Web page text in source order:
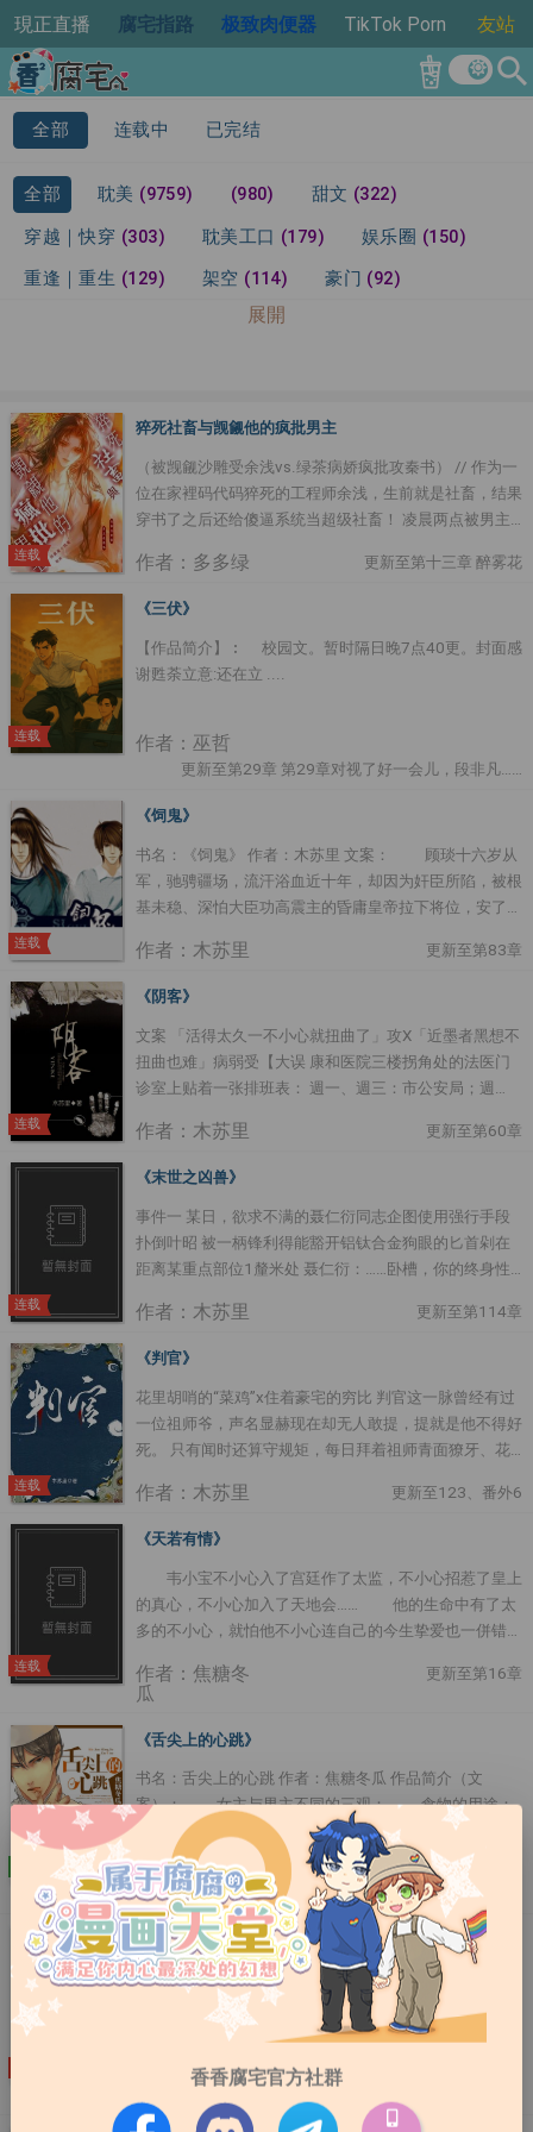
現正直播 腐宅指路 极致肉便器 TikTok Porn 友站
search
全部 连载中 已完结
全部 耽美 (9759) (980) 甜文 (322)
穿越｜快穿 (303) 耽美工口 (179) 娱乐圈 (150)
重逢｜重生 (129) 架空 (114) 豪门 (92)
古代｜非现代
总裁系列(23)
青梅竹马(8)
展開
连载
猝死社畜与觊觎他的疯批男主
（被觊觎沙雕受余浅vs.绿茶病娇疯批攻秦书） // 作为一
位在家裡码代码猝死的工程师余浅，生前就是社畜，结果
穿书了之后还给傻逼系统当超级社畜！ 凌晨两点被男主
子。 — 为达成助男主秦书登基及后宫充盈的任务，余浅
拼死拼活的往男主身边塞美人，甜美型、御姐型、仙女型
就是变男主的手下。 为了让男主不要黑化，余浅在旁边
端茶送水捏肩就怕什么事情惹了男主不开心，结果发现自
后的咋变我了呢？？....
作者：多多绿 更新至第十三章 醉雾花
连载
《三伏》
【作品简介】︰ 校园文。暂时隔日晚7点40更。封面感
谢甦荼立意:还在立 ....
作者：巫哲
更新至第29章 第29章对视了好一会儿，段非凡……
连载
《饲鬼》
书名：《饲鬼》 作者：木苏里 文案： 顾琰十六岁从
军，驰骋疆场，流汗浴血近十年，却因为奸臣所陷，被根
基未稳、深怕大臣功高震主的昏庸皇帝拉下将位，安了个
送了他全家上下一百七十九条性命。 带着一千八百
二十四道深入骨血的刀口之痛，顾琰并没有堕入轮回，而
死不死的，苏困偏偏长得跟那昏庸皇帝有七分相像……
以上均是大雾！其实这就是个古代将军魂魄穿到现
代，把受吓得哭爹喊娘之后才发现认错人了的凄惨故事
似的某人，默默扭头：尼玛谁来先解除老子的困苦
大狗：尼玛是何意？
乌鸦的小嗑叨：唉~恐怖的耽美文不好找啊~这种只有名
字可怕的，就勉强凑合吧~....
作者：木苏里 更新至第83章
连载
《阴客》
文案 「活得太久一不小心就扭曲了」攻X「近墨者黑想不
扭曲也难」病弱受【大误 康和医院三楼拐角处的法医门
诊室上贴着一张排班表： 週一、週三：市公安局；週
其实在这之下，还有一句话…… 上面写着——每月十五，
阴客到，过期不候，行踪另寻。 某月十五，殷无书站在
后就再没让我进过门。」 谢白抓着门边，面无表情：
「说完了？」 殷无书：「好歹我含辛茹苦养了你小一百
年。」 谢白冷着脸：「所以呢？」 殷无书：「门板拍轻
静大得石桥都抖了抖。 殷无书：「……」 －－－－－－－
－－－－ 银眸：放心看，HE....
作者：木苏里 更新至第60章
连载
《末世之凶兽》
事件一 某日，欲求不满的聂仁衍同志企图使用强行手段
扑倒叶昭 被一柄锋利得能豁开铝钛合金狗眼的匕首剁在
距离某重点部位1釐米处 聂仁衍：……卧槽，你的终身性
聂仁衍：……媳妇儿你要翻天啊！ 叶昭面无表情拔出匕首
聂仁衍：我去跪键盘= = 事件二 某日，欲求不满的聂仁衍
钛合金狗眼的匕首剁在距离某重点部位1釐米处【喂！骗
字数不道德！】 聂仁衍：……卧槽，你之前明明同意的！
叶昭：你碗刷了吗？！ 聂仁衍：没。 叶昭：磙去刷完了
后，欲求不满的聂仁衍同志终于斗胆炸毛 聂仁衍：叶昭
你他娘的究竟把劳资当神马？！ 叶昭一摊手：储备粮
作者：木苏里 更新至第114章
连载
《判官》
花里胡哨的“菜鸡”x住着豪宅的穷比 判官这一脉曾经有过
一位祖师爷，声名显赫现在却无人敢提，提就是他不得好
死。 只有闻时还算守规矩，每日拜着祖师青面獠牙、花
在画像前问：这谁画的？ 闻时：我。 …… 别问，问就是
感动。 更新真的不定时，什么时候写完什么时候更，千
怪 搜索关键字：主角：闻时，尘不到（谢问） ┃配角：
┃其它： 一句话简介：做个人叭....
作者：木苏里 更新至123、番外6
连载
《天若有情》
韦小宝不小心入了宫廷作了太监，不小心招惹了皇上
的真心，不小心加入了天地会…… 他的生命中有了太
多的不小心，就怕他不小心连自己的今生挚爱也一併错
情天亦老。....
作者：焦糖冬
瓜
更新至第16章
《舌尖上的心跳》
书名：舌尖上的心跳 作者：焦糖冬瓜 作品简介（文
案）： 女主与男主不同的三观： 食物的用途：
女主：填饱肚子 男主：艺术 对对方的感
觉： 女主：变态 男主：太蠢 有没有可能和
对方谈恋爱呢？ 女主：谁，谁想和变态在一起啊！
男主：这么蠢，也就我能接受了。 这就是个高
冷男神PK掉女主的腹黑青梅竹马，带着女主称霸（夸张
的修辞手法）美食界的故事。男主是天才主厨，但是眼
盲，因此除了视觉之外的其他感觉超乎常人。所以拥有完
美的味觉以及通过别人说话的语气和唿吸感受其他人态
度、感情的能力，相比健全人，他更容易看到真相，包括
身边人的真心。不能接受男主眼盲特性的妹子们就不用强
迫自己跳坑哈！ 其他作品： 无....
作者：焦糖冬
瓜
更新至第82章
《深渊对峙》
文案 周筹：国际刑警的年轻精英，冷静内敛自持，身手
了得枪法精湛， 他的人生本该是长风万里，却在安森•罗
伦佐这个深渊之前停下了脚步。 当所有人在安森•罗伦佐
直到那场爆炸打乱了他的人生，他从一个国际刑警卧底成
为钻石豪门的继承人， 奉命接近这个深不可测的男人……
作者：焦糖冬
香香腐宅官方社群